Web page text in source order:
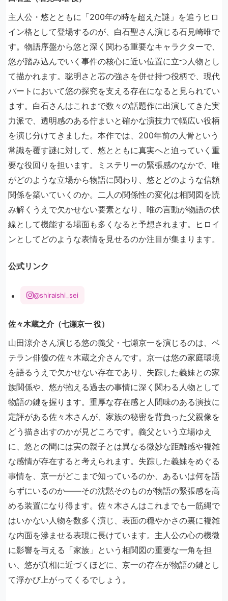
主人公・悠とともに「200年の時を超えた謎」を追うヒロ
イン格として登場するのが、白石聖さん演じる石見崎唯で
す。物語序盤から悠と深く関わる重要なキャラクターで、
悠が踏み込んでいく事件の核心に近い位置に立つ人物とし
て描かれます。聡明さと芯の強さを併せ持つ役柄で、現代
パートにおいて悠の探究を支える存在になると見られてい
ます。白石さんはこれまで数々の話題作に出演してきた実
力派で、透明感のある佇まいと確かな演技力で幅広い役柄
を演じ分けてきました。本作では、200年前の人骨という
常識を覆す謎に対して、悠とともに真実へと迫っていく重
要な役回りを担います。ミステリーの緊張感のなかで、唯
がどのような立場から物語に関わり、悠とどのような信頼
関係を築いていくのか。二人の関係性の変化は相関図を読
み解くうえで欠かせない要素となり、唯の言動が物語の伏
線として機能する場面も多くなると予想されます。ヒロイ
ンとしてどのような表情を見せるのか注目が集まります。
公式リンク
@shiraishi_sei
佐々木蔵之介（七瀬京一 役）
山田涼介さん演じる悠の義父・七瀬京一を演じるのは、ベ
テラン俳優の佐々木蔵之介さんです。京一は悠の家庭環境
を語るうえで欠かせない存在であり、失踪した義妹との家
族関係や、悠が抱える過去の事情に深く関わる人物として
物語の鍵を握ります。重厚な存在感と人間味のある演技に
定評がある佐々木さんが、家族の秘密を背負った父親像を
どう描き出すのかが見どころです。義父という立場ゆえ
に、悠との間には実の親子とは異なる微妙な距離感や複雑
な感情が存在すると考えられます。失踪した義妹をめぐる
事情を、京一がどこまで知っているのか、あるいは何を語
らずにいるのか——その沈黙そのものが物語の緊張感を高
める装置になり得ます。佐々木さんはこれまでも一筋縄で
はいかない人物を数多く演じ、表面の穏やかさの裏に複雑
な内面を滲ませる表現に長けています。主人公の心の機微
に影響を与える「家族」という相関図の重要な一角を担
い、悠が真相に近づくほどに、京一の存在が物語の鍵とし
て浮かび上がってくるでしょう。